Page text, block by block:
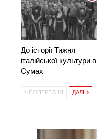
До історії Тижня
італійської культури в
Сумах
ПОПЕРЕДНЯ ДАЛІ